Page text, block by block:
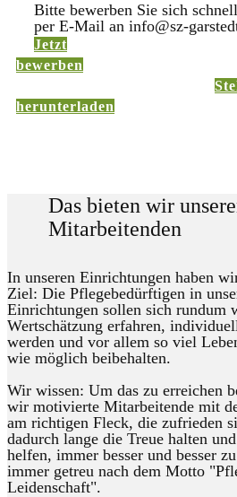
Bitte bewerben Sie sich
per E-Mail an info@sz-
Jetzt
bewerben
herunterladen
Das bieten wir
Mitarbeitenden
In unseren Einrichtungen haben
Ziel: Die Pflegebedürftigen in
Einrichtungen sollen sich rundum
Wertschätzung erfahren,
werden und vor allem so viel
wie möglich beibehalten.
Wir wissen: Um das zu erreichen
wir motivierte Mitarbeitende mit
am richtigen Fleck, die zufrieden
dadurch lange die Treue halten
helfen, immer besser und besser
immer getreu nach dem Motto
Leidenschaft".